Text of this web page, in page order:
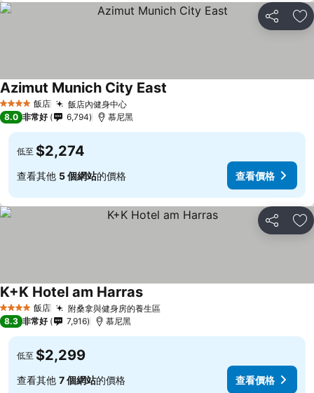
分享 加
4 星級 飯店 飯店內健身中心
Azimut Munich City East
8.0 非常好 6,794 慕尼黑
低至 $2,274
查看其他 5 個網站的價格 查看價格
分享 加
4 星級 飯店 附桑拿與健身房的養生區
K+K Hotel am Harras
8.3 非常好 7,916 慕尼黑
低至 $2,299
查看其他 7 個網站的價格 查看價格